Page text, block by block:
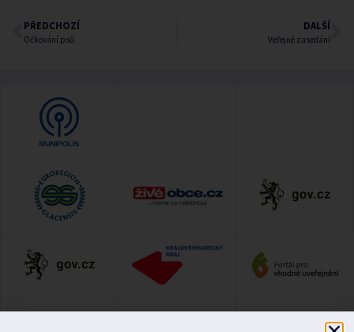
PŘEDCHOZÍ
Očkování psů
DALŠÍ
Veřejné zasedání